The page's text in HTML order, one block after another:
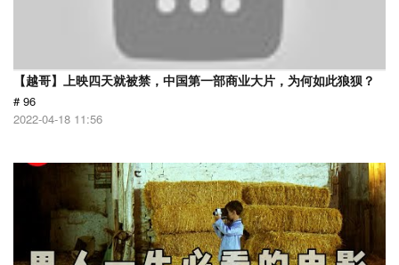
【越哥】上映四天就被禁，中国第一部商业大片，为何如此狼狈？
# 96
2022-04-18 11:56